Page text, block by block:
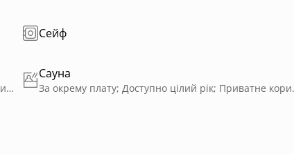
Сейф
За окрему плату; Доступно цілий рік; Приватне користування; На дровах
Сауна
За окрему